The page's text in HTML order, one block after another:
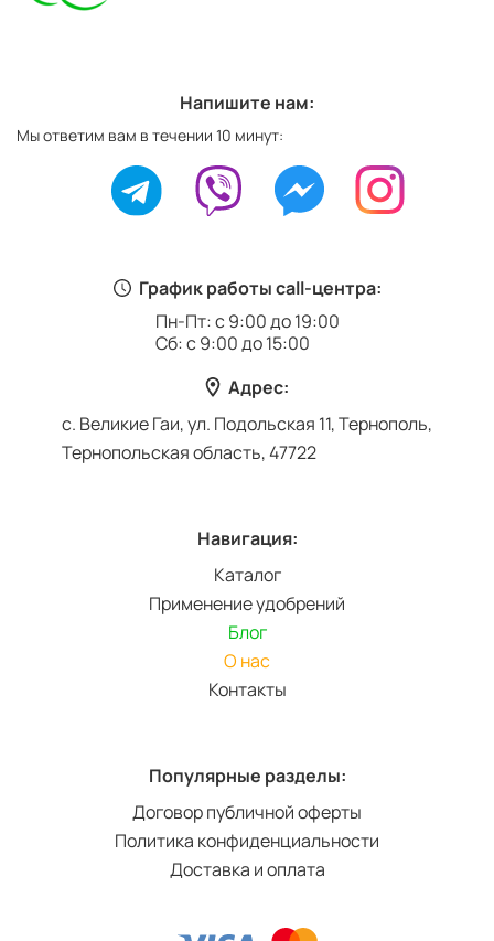
График работы call-центра:
Пн-Пт: с 9:00 до 19:00
Сб: с 9:00 до 15:00
Адрес:
с. Великие Гаи, ул. Подольская 11, Тернополь,
Тернопольская область, 47722
Навигация:
Каталог
Применение удобрений
Блог
О нас
Контакты
Популярные разделы:
Договор публичной оферты
Политика конфиденциальности
Доставка и оплата
Напишите нам:
Мы ответим вам в течении 10 минут: